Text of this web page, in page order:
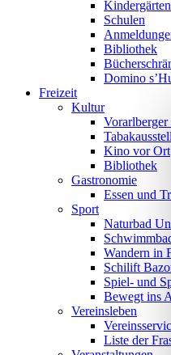
Kindergärten
Schulen
Bibliothek
Domino
Freizeit
Kultur
Vorarlberger
Kino vor Ort
Bibliothek
Gastronomie
Essen und
Sport
Naturbad
Wandern in
Schilift
Spiel- und
Bewegt ins
Vereinsleben
Liste der